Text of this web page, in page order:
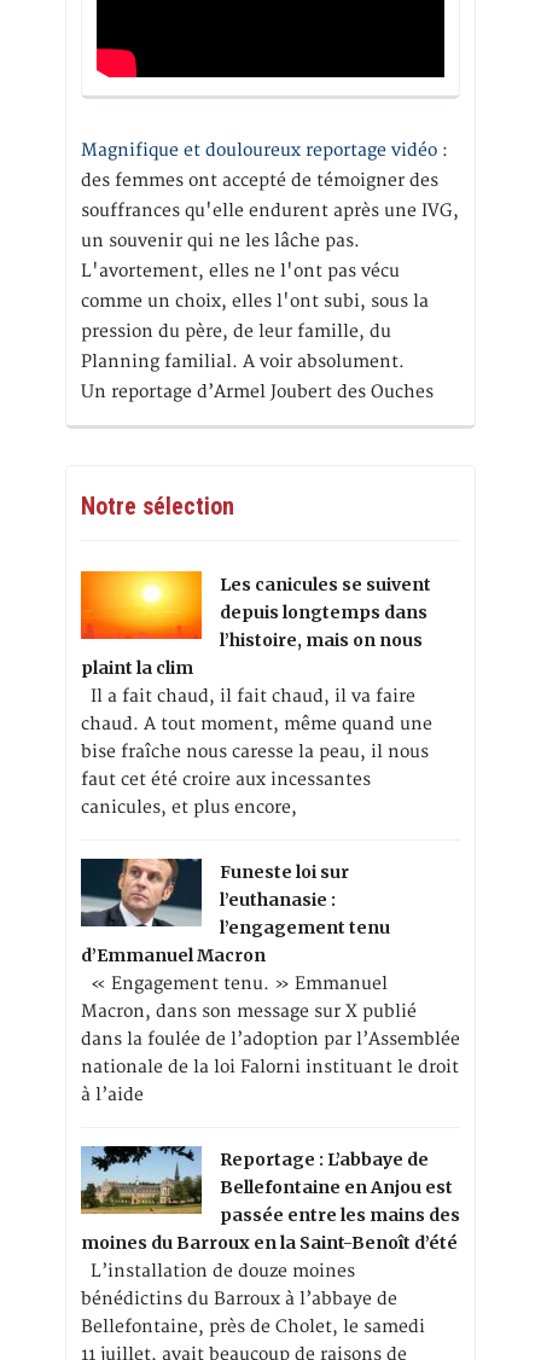
Magnifique et douloureux reportage vidéo :
des femmes ont accepté de témoigner des
souffrances qu'elle endurent après une IVG,
un souvenir qui ne les lâche pas.
L'avortement, elles ne l'ont pas vécu
comme un choix, elles l'ont subi, sous la
pression du père, de leur famille, du
Planning familial. A voir absolument.
Un reportage d’Armel Joubert des Ouches
Notre sélection
Les canicules se suivent
depuis longtemps dans
l’histoire, mais on nous
plaint la clim
Il a fait chaud, il fait chaud, il va faire
chaud. A tout moment, même quand une
bise fraîche nous caresse la peau, il nous
faut cet été croire aux incessantes
canicules, et plus encore,
Funeste loi sur
l’euthanasie :
l’engagement tenu
d’Emmanuel Macron
« Engagement tenu. » Emmanuel
Macron, dans son message sur X publié
dans la foulée de l’adoption par l’Assemblée
nationale de la loi Falorni instituant le droit
à l’aide
Reportage : L’abbaye de
Bellefontaine en Anjou est
passée entre les mains des
moines du Barroux en la Saint-Benoît d’été
L’installation de douze moines
bénédictins du Barroux à l’abbaye de
Bellefontaine, près de Cholet, le samedi
11 juillet, avait beaucoup de raisons de